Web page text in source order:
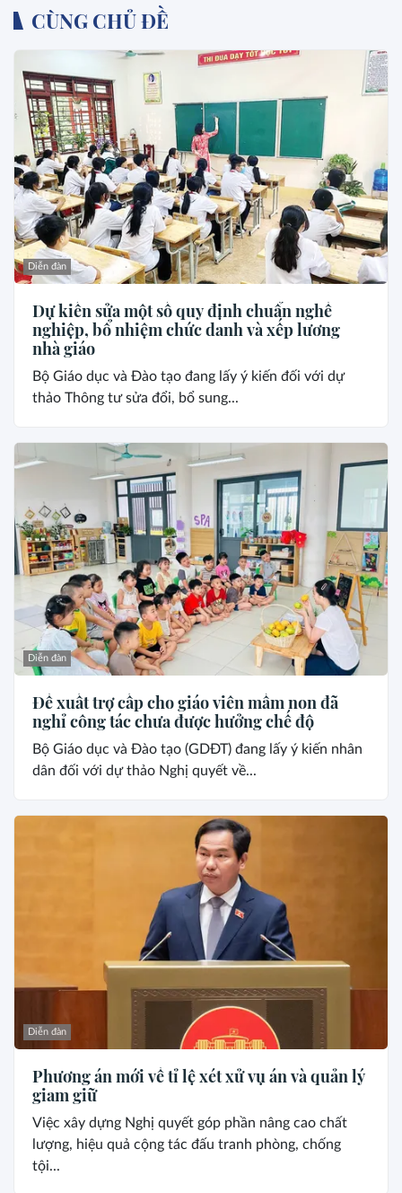
CÙNG CHỦ ĐỀ
Diễn đàn
Dự kiến sửa một số quy định chuẩn nghề
nghiệp, bổ nhiệm chức danh và xếp lương
nhà giáo
Bộ Giáo dục và Đào tạo đang lấy ý kiến đối với dự
thảo Thông tư sửa đổi, bổ sung...
Diễn đàn
Đề xuất trợ cấp cho giáo viên mầm non đã
nghỉ công tác chưa được hưởng chế độ
Bộ Giáo dục và Đào tạo (GDĐT) đang lấy ý kiến nhân
dân đối với dự thảo Nghị quyết về...
Diễn đàn
Phương án mới về tỉ lệ xét xử vụ án và quản lý
giam giữ
Việc xây dựng Nghị quyết góp phần nâng cao chất
lượng, hiệu quả cộng tác đấu tranh phòng, chống
tội...